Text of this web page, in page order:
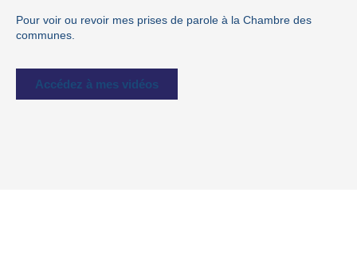
Pour voir ou revoir mes prises de parole à la Chambre des
communes.
Accédez à mes vidéos